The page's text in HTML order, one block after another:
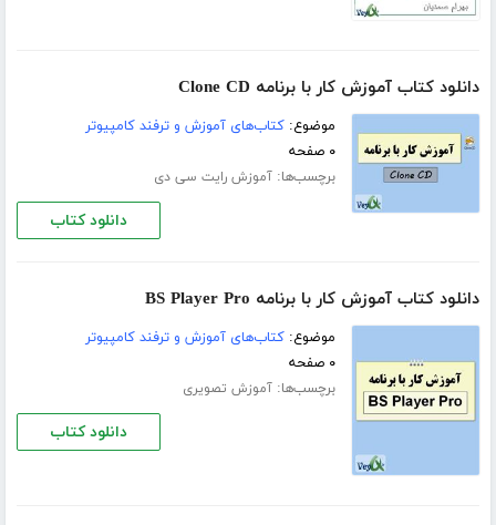
دانلود کتاب آموزش کار با برنامه Clone CD
موضوع:کتاب‌های آموزش و ترفند کامپیوتر
۰ صفحه
برچسب‌ها:آموزش رایت سی دی
دانلود کتاب
دانلود کتاب آموزش کار با برنامه BS Player Pro
موضوع:کتاب‌های آموزش و ترفند کامپیوتر
۰ صفحه
برچسب‌ها:آموزش تصویری
دانلود کتاب